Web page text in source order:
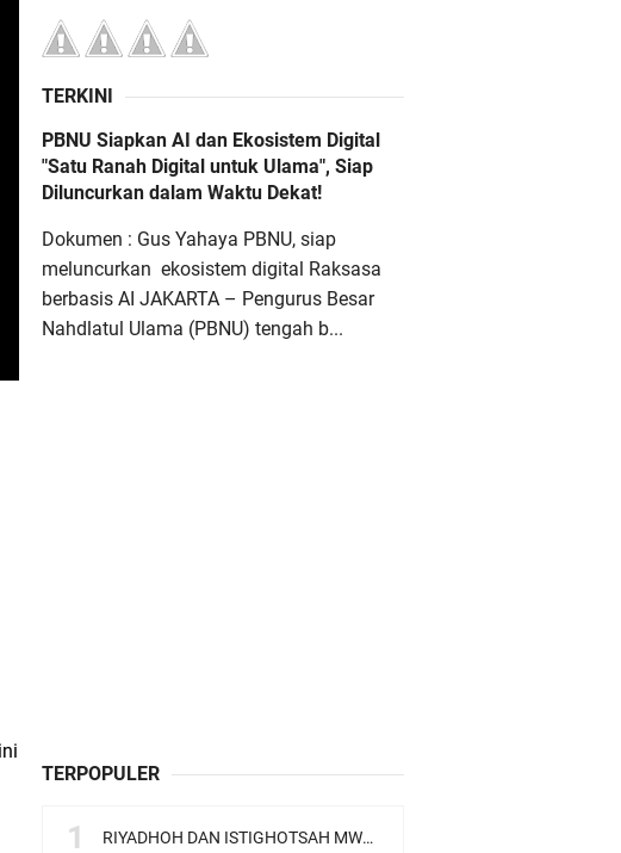
TERKINI
PBNU Siapkan AI dan Ekosistem Digital
"Satu Ranah Digital untuk Ulama", Siap
Diluncurkan dalam Waktu Dekat!
Dokumen : Gus Yahaya PBNU, siap
meluncurkan ekosistem digital Raksasa
berbasis AI JAKARTA – Pengurus Besar
Nahdlatul Ulama (PBNU) tengah b...
TERPOPULER
RIYADHOH DAN ISTIGHOTSAH MWC NU LOWOKWARU Menyambut Muktamar NU ke-35, Meneguhkan Sanad Laku Para Muassis